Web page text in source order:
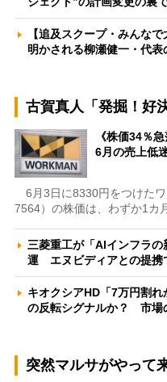
【追及スクープ・みんな
明かされる柳瀬健一・代
古賀真人「発掘！好
《株価34％
6月の売上低
6月3日に8330円をつけたワ
7564）の株価は、わずか1カ
三菱重工が「AIインフラ
運 エヌビディアとの提
キオクシアHD「7万円割
の反転シグナルか？ 市
突然マルサがやって